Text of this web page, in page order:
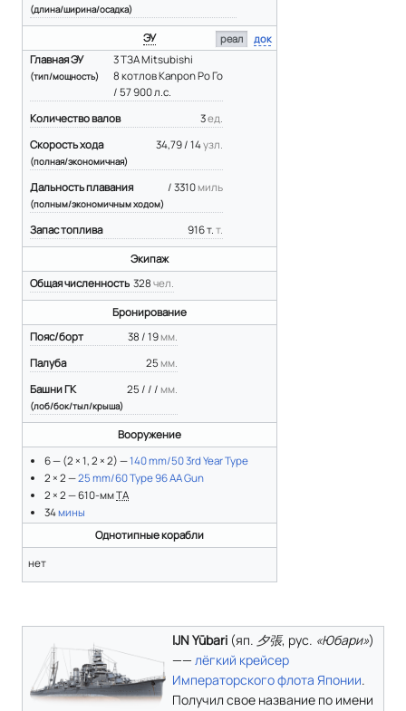
(длина/ширина/осадка)
ЭУ реал
док
3 ТЗА Mitsubishi
8 котлов Kanpon Ро Го
/ 57 900 л.с.
Главная ЭУ
(тип/мощность)
3ед.
Количество валов
34,79 / 14узл.
Скорость хода
(полная/экономичная)
/ 3310 миль
Дальность плавания
(полным/экономичным ходом)
916 т. т.
Запас топлива
Экипаж
328 чел.
Общая численность
Бронирование
38 / 19 мм.
Пояс/борт
25 мм.
Палуба
25 / / / мм.
Башни ГК
(лоб/бок/тыл/крыша)
Вооружение
6 — (2 × 1, 2 × 2) —140 mm/50 3rd Year Type
2 × 2 —25 mm/60 Type 96 AA Gun
2 × 2 — 610-ммТА
34мины
Однотипные корабли
нет
IJN Yūbari (яп. 夕張, рус. «Юбари»)
—— лёгкий крейсер
Императорского флота Японии.
Получил свое название по имени